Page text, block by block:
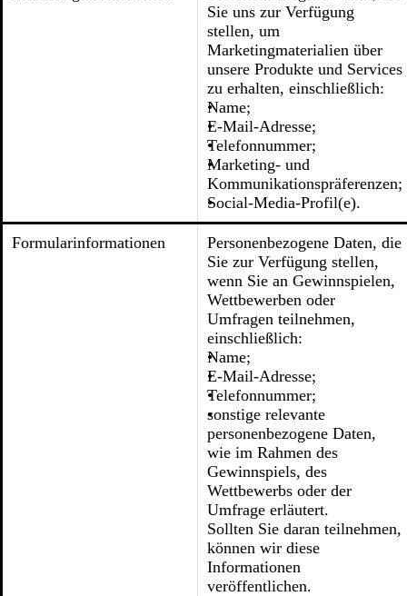
Sie uns zur Verfügung
stellen, um
Marketingmaterialien über
unsere Produkte und Services
zu erhalten, einschließlich:
Name;
E-Mail-Adresse;
Telefonnummer;
Marketing- und
Kommunikationspräferenzen;
Social-Media-Profil(e).
Formularinformationen
Personenbezogene Daten, die
Sie zur Verfügung stellen,
wenn Sie an Gewinnspielen,
Wettbewerben oder
Umfragen teilnehmen,
einschließlich:
Name;
E-Mail-Adresse;
Telefonnummer;
sonstige relevante
personenbezogene Daten,
wie im Rahmen des
Gewinnspiels, des
Wettbewerbs oder der
Umfrage erläutert.
Sollten Sie daran teilnehmen,
können wir diese
Informationen
veröffentlichen.